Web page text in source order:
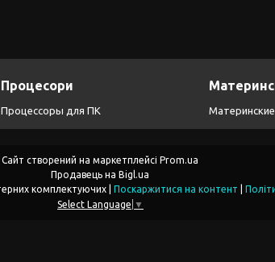
Процесори
Процессоры для ПК
Сайт створений на маркетплейсі Prom.ua
Продавець на Bigl.ua
Поскаржитися на контент
Select Language ▼